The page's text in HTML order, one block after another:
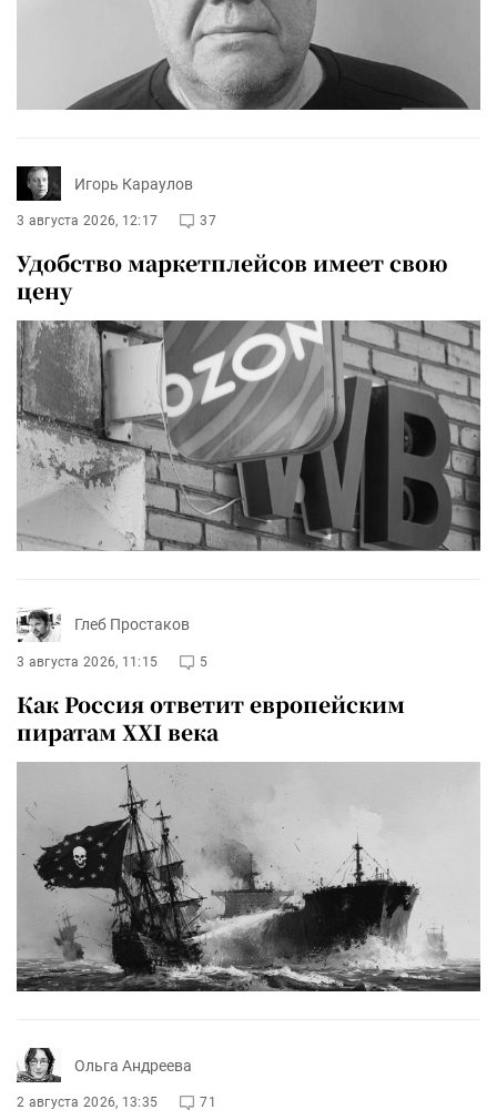
Игорь Караулов
3 августа 2026, 12:17 37
Удобство маркетплейсов имеет свою
цену
Глеб Простаков
3 августа 2026, 11:15 5
Как Россия ответит европейским
пиратам XXI века
Ольга Андреева
2 августа 2026, 13:35 71